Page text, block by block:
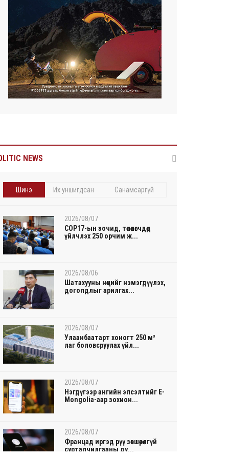
NEWS
Шинэ Их уншигдсан Санамсаргүй
2026/08/07
COP17-ын зочид, төлөөлөгчдөд
үйлчлэх 250 орчим ж...
2026/08/06
Шатахууны нөөцийг нэмэгдүүлэх,
доголдлыг арилгах...
2026/08/07
Улаанбаатарт хоногт 250 м³
лаг боловсруулах үйл...
2026/08/07
Нэгдүгээр ангийн элсэлтийг E-
Mongolia-аар зохион...
2026/08/07
Францад иргэд рүү зөвшөөрөлгүй
сурталчилгааны ду...